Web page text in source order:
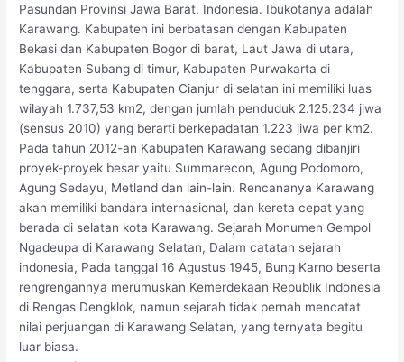
Pasundan Provinsi Jawa Barat, Indonesia. Ibukotanya adalah
Karawang. Kabupaten ini berbatasan dengan Kabupaten
Bekasi dan Kabupaten Bogor di barat, Laut Jawa di utara,
Kabupaten Subang di timur, Kabupaten Purwakarta di
tenggara, serta Kabupaten Cianjur di selatan ini memiliki luas
wilayah 1.737,53 km2, dengan jumlah penduduk 2.125.234 jiwa
(sensus 2010) yang berarti berkepadatan 1.223 jiwa per km2.
Pada tahun 2012-an Kabupaten Karawang sedang dibanjiri
proyek-proyek besar yaitu Summarecon, Agung Podomoro,
Agung Sedayu, Metland dan lain-lain. Rencananya Karawang
akan memiliki bandara internasional, dan kereta cepat yang
berada di selatan kota Karawang. Sejarah Monumen Gempol
Ngadeupa di Karawang Selatan, Dalam catatan sejarah
indonesia, Pada tanggal 16 Agustus 1945, Bung Karno beserta
rengrengannya merumuskan Kemerdekaan Republik Indonesia
di Rengas Dengklok, namun sejarah tidak pernah mencatat
nilai perjuangan di Karawang Selatan, yang ternyata begitu
luar biasa.